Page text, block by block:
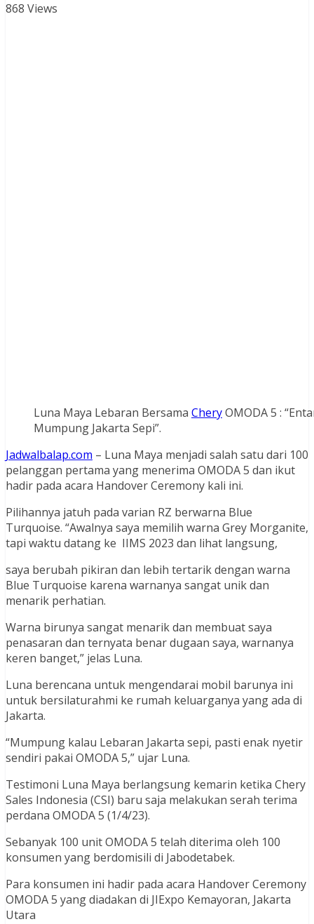
868 Views
Luna Maya Lebaran Bersama CheryOMODA 5 :
Mumpung Jakarta Sepi”.
Jadwalbalap.com – Luna Maya menjadi salah satu dari 100
pelanggan pertama yang menerima OMODA 5 dan ikut
hadir pada acara Handover Ceremony kali ini.
Pilihannya jatuh pada varian RZ berwarna Blue
Turquoise. “Awalnya saya memilih warna Grey Morganite,
tapi waktu datang ke IIMS 2023 dan lihat langsung,
saya berubah pikiran dan lebih tertarik dengan warna
Blue Turquoise karena warnanya sangat unik dan
menarik perhatian.
Warna birunya sangat menarik dan membuat saya
penasaran dan ternyata benar dugaan saya, warnanya
keren banget,” jelas Luna.
Luna berencana untuk mengendarai mobil barunya ini
untuk bersilaturahmi ke rumah keluarganya yang ada di
Jakarta.
“Mumpung kalau Lebaran Jakarta sepi, pasti enak nyetir
sendiri pakai OMODA 5,” ujar Luna.
Testimoni Luna Maya berlangsung kemarin ketika Chery
Sales Indonesia (CSI) baru saja melakukan serah terima
perdana OMODA 5 (1/4/23).
Sebanyak 100 unit OMODA 5 telah diterima oleh 100
konsumen yang berdomisili di Jabodetabek.
Para konsumen ini hadir pada acara Handover Ceremony
OMODA 5 yang diadakan di JIExpo Kemayoran, Jakarta
Utara